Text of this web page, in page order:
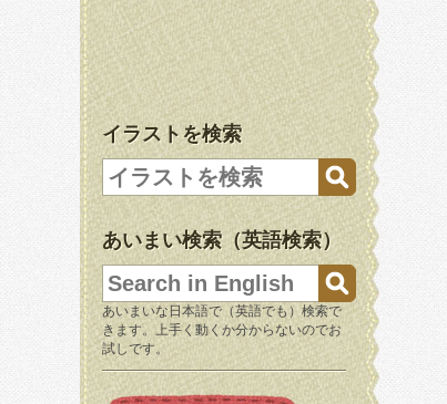
イラストを検索
あいまい検索（英語検索）
あいまいな日本語で（英語でも）検索で
きます。上手く動くか分からないのでお
試しです。